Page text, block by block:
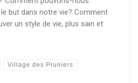
but dans notre vie? Comment
un style de vie, plus sain et
Village des Pruniers